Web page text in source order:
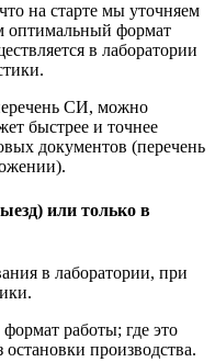
на старте мы уточняем
оптимальный формат
в лаборатории
СИ, можно
быстрее и точнее
документов (перечень
или только в
в лаборатории, при
работы; где это
производства.